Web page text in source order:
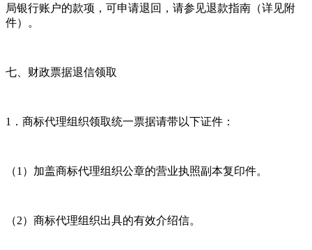
局银行账户的款项，可申请退回，请参见退款指南（详见附
件）。
七、财政票据退信领取
1．商标代理组织领取统一票据请带以下证件：
（1）加盖商标代理组织公章的营业执照副本复印件。
（2）商标代理组织出具的有效介绍信。